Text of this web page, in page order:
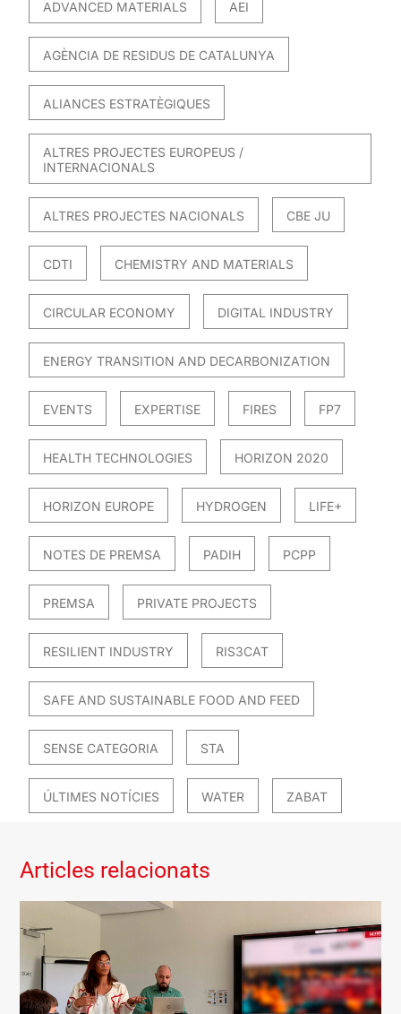
ADVANCED MATERIALS AEI
AGÈNCIA DE RESIDUS DE CATALUNYA
ALIANCES ESTRATÈGIQUES
ALTRES PROJECTES EUROPEUS /
INTERNACIONALS
ALTRES PROJECTES NACIONALS CBE JU
CDTI CHEMISTRY AND MATERIALS
CIRCULAR ECONOMY DIGITAL INDUSTRY
ENERGY TRANSITION AND DECARBONIZATION
EVENTS EXPERTISE FIRES FP7
HEALTH TECHNOLOGIES HORIZON 2020
HORIZON EUROPE HYDROGEN LIFE+
NOTES DE PREMSA PADIH PCPP
PREMSA PRIVATE PROJECTS
RESILIENT INDUSTRY RIS3CAT
SAFE AND SUSTAINABLE FOOD AND FEED
SENSE CATEGORIA STA
ÚLTIMES NOTÍCIES WATER ZABAT
Articles relacionats